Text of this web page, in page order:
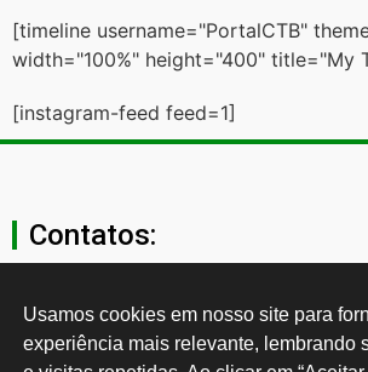
[timeline username="PortalCTB"
width="100%" height="400" title="My
[instagram-feed feed=1]
Contatos:
secgeral@ctb.org.br
11 3874-0040
Usamos cookies em nosso site para
experiência mais relevante, lembrando